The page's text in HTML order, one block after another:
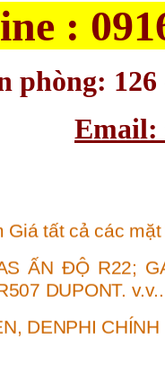
:
phòng:
Email:
ẤN ĐỘ R22;
, DENPHI CHÍNH